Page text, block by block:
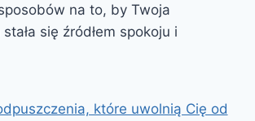
na to, by Twoja
się źródłem spokoju i
które uwolnią Cię od